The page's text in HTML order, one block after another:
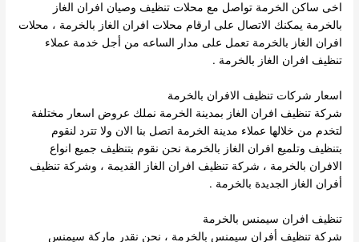
اخى ساكن الخرمة تواصل مع محلات تنظيف وصيان افران الغاز
بالخرمة يمكنك الاتصال على ارقام محلات افران الغاز بالخرمة ، محلات
افران الغاز بالخرمة تعمل على مدار الساعه من أجل خدمة عملاء
تنظيف افران الغاز بالخرمة .
اسعار شركات تنظيف الافران بالخرمة
شركة تنظيف افران الغاز بمدينة الخرمة نملك عروض اسعار مختلفة
لتخدم من خلالها عملاء مدينة الخرمة اتصل بنا الان ولا تترد لنقوم
بتنظيف وتلميع افران الغاز بالخرمة نحن نقوم بتنظيف جميع انواع
الافران بالخرمة ، شركة تنظيف افران الغاز القديمة ، وشركة تنظيف
أفران الغاز الجديدة بالخرمة .
تنظيف افران سيمنس بالخرمة
شركة تنظيف أفران سيمنس بالخرمة ، نحن نقدر ماركة سيمنس